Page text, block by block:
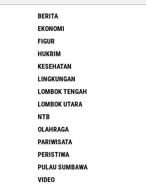
BERITA
EKONOMI
FIGUR
HUKRIM
KESEHATAN
LINGKUNGAN
LOMBOK TENGAH
LOMBOK UTARA
NTB
OLAHRAGA
PARIWISATA
PERISTIWA
PULAU SUMBAWA
VIDEO